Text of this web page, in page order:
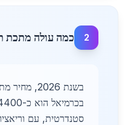
2 כמה עולה מתכת
בשנת 2026,